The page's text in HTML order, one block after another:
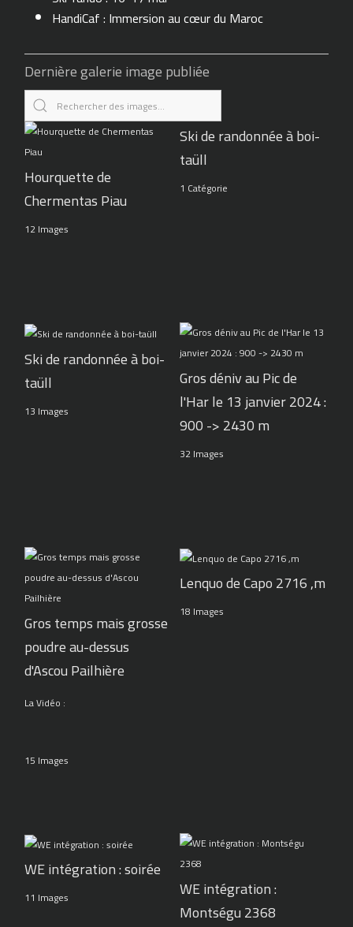
HandiCaf : Immersion au cœur du Maroc
Dernière galerie image publiée
Hourquette de
Chermentas Piau
12 Images
Ski de randonnée à boi-
taüll
1 Catégorie
Ski de randonnée à boi-
taüll
13 Images
Gros déniv au Pic de
l'Har le 13 janvier 2024 :
900 -> 2430 m
32 Images
Gros temps mais grosse
poudre au-dessus
d'Ascou Pailhière
La Vidéo :
15 Images
Lenquo de Capo 2716 ,m
18 Images
WE intégration : soirée
11 Images
WE intégration :
Montségu 2368